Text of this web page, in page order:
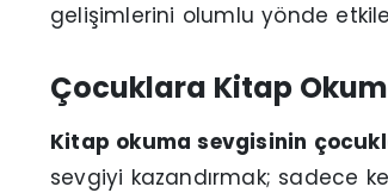
gelişimlerini olumlu yönde
Çocuklara Kitap
Kitap okuma sevgisinin
sevgiyi kazandırmak; sadece